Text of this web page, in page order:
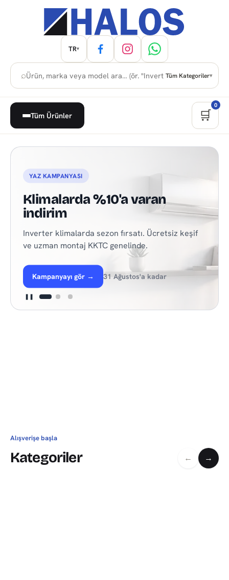
⌕ Tüm Kategoriler▾
TR▾
Tüm Ürünler 🛒
0
Kuzey Kıbrıs Beyaz Eşya,
YAZ KAMPANYASI
Klimalarda %10'a varan
indirim
Inverter klimalarda sezon fırsatı. Ücretsiz keşif
ve uzman montaj KKTC genelinde.
Kampanyayı gör → 31 Ağustos'a kadar
❚❚
Alışverişe başla
Kategoriler ← →